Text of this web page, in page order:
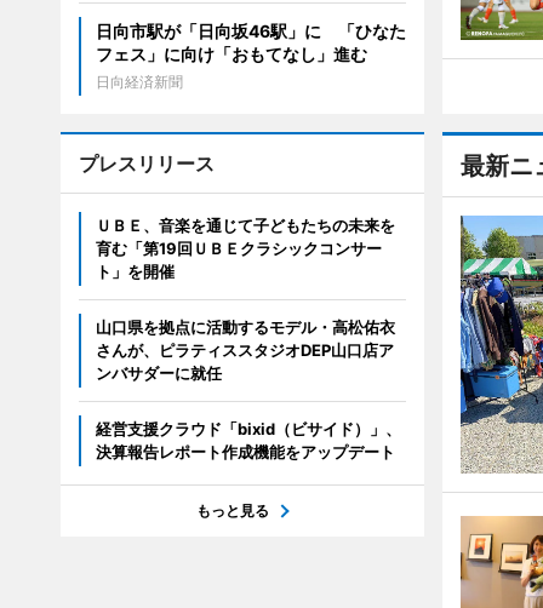
最新ニ
日向市駅が「日向坂46駅」に 「ひなた
フェス」に向け「おもてなし」進む
日向経済新聞
プレスリリース
ＵＢＥ、音楽を通じて子どもたちの未来を
育む「第19回ＵＢＥクラシックコンサー
ト」を開催
山口県を拠点に活動するモデル・高松佑衣
さんが、ピラティススタジオDEP山口店ア
ンバサダーに就任
経営支援クラウド「bixid（ビサイド）」、
決算報告レポート作成機能をアップデート
もっと見る